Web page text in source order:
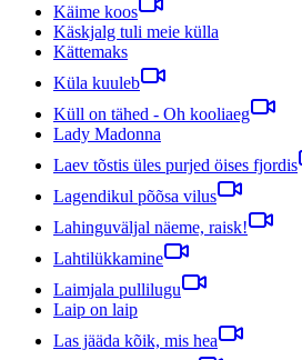
Käime koos
Käskjalg tuli meie külla
Kättemaks
Küla kuuleb
Küll on tähed - Oh kooliaeg
Lady Madonna
Laev tõstis üles purjed öises fjordis
Lagendikul põõsa vilus
Lahinguväljal näeme, raisk!
Lahtilükkamine
Laimjala pullilugu
Laip on laip
Las jääda kõik, mis hea